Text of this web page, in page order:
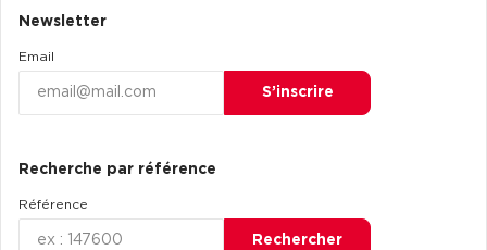
Newsletter
Email
S’inscrire
Recherche par référence
Référence
Rechercher